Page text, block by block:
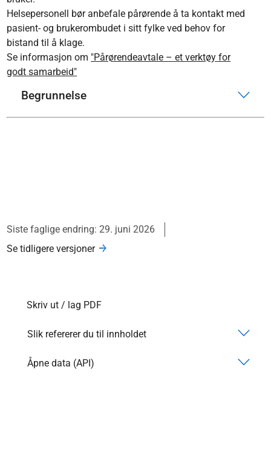
Helsepersonell bør anbefale pårørende å ta kontakt med
pasient- og brukerombudet i sitt fylke ved behov for
bistand til å klage.
Se informasjon om "Pårørendeavtale – et verktøy for
godt samarbeid"
Begrunnelse
Siste faglige endring: 29. juni 2026
Se tidligere versjoner
Skriv ut / lag PDF
Slik refererer du til innholdet
Åpne data (API)